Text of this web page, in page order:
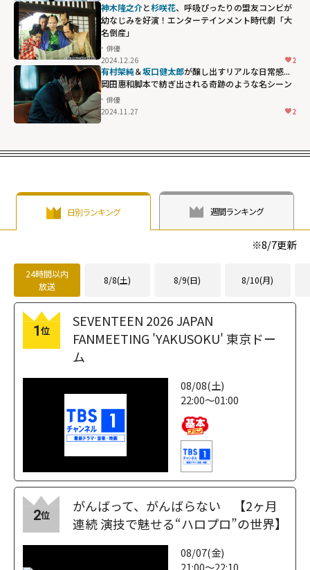
神木隆之介と杉咲花、呼吸ぴったりの盟友コンビが
幼なじみを好演！エンターテインメント時代劇「大
名倒産」
俳優
2024.12.26
2
有村架純＆坂口健太郎が醸し出すリアルな日常感...
岡田惠和脚本で紡ぎ出される奇跡のような名シーン
俳優
2024.11.27
2
日別ランキング 週間ランキング
※8/7更新
24時間以内
放送
8/8(土) 8/9(日) 8/10(月)
1位
SEVENTEEN 2026 JAPAN
FANMEETING 'YAKUSOKU' 東京ドー
ム
08/08(土)
22:00～01:00
2位
がんばって、がんばらない 【2ヶ月
連続 演技で魅せる“ハロプロ”の世界】
08/07(金)
21:00～22:10